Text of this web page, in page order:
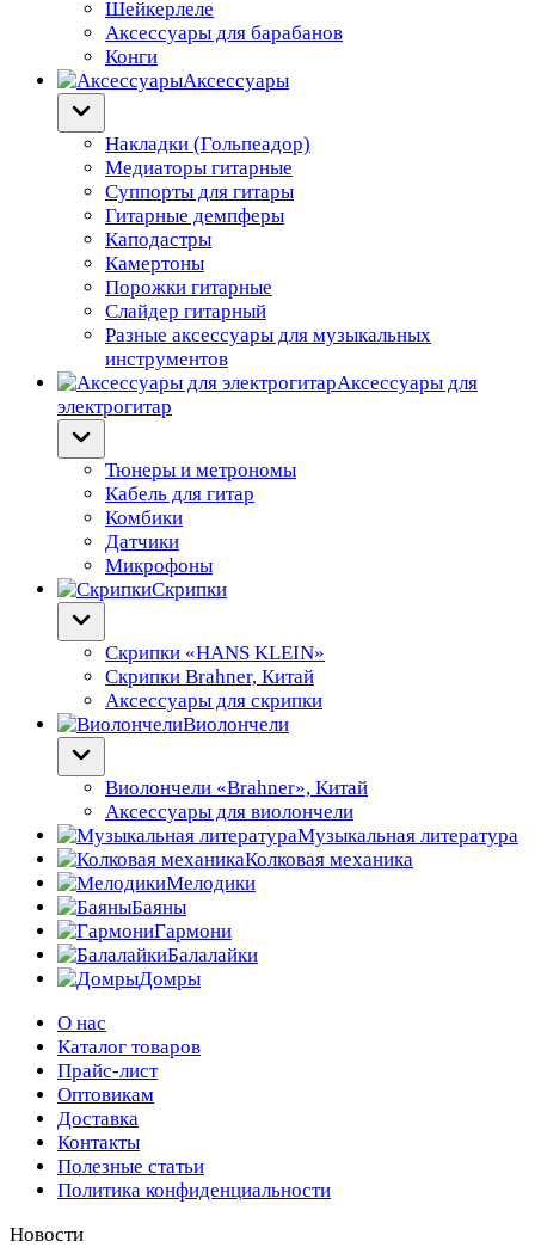
Шейкерлеле
Аксессуары для барабанов
Конги
Аксессуары
Накладки (Гольпеадор)
Медиаторы гитарные
Суппорты для гитары
Гитарные демпферы
Каподастры
Камертоны
Порожки гитарные
Слайдер гитарный
Разные аксессуары для музыкальных
инструментов
Аксессуары для
электрогитар
Тюнеры и метрономы
Кабель для гитар
Комбики
Датчики
Микрофоны
Скрипки
Скрипки «HANS KLEIN»
Скрипки Brahner, Китай
Аксессуары для скрипки
Виолончели
Виолончели «Brahner», Китай
Аксессуары для виолончели
Музыкальная литература
Колковая механика
Мелодики
Баяны
Гармони
Балалайки
Домры
О нас
Каталог товаров
Прайс-лист
Оптовикам
Доставка
Контакты
Полезные статьи
Политика конфиденциальности
Новости